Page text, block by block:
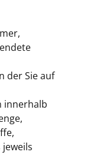
der Sie auf
innerhalb
jeweils